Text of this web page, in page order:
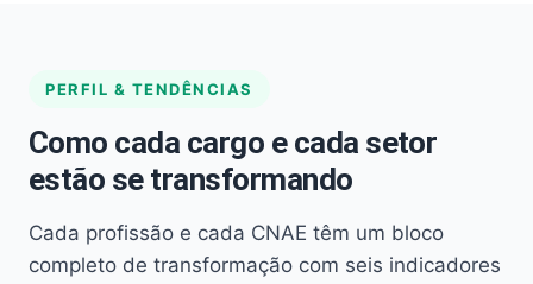
PERFIL & TENDÊNCIAS
Como cada cargo e cada setor
estão se transformando
Cada profissão e cada CNAE têm um bloco
completo de transformação com seis indicadores